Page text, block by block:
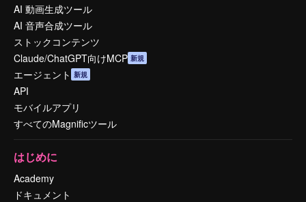
AI 動画生成ツール
AI 音声合成ツール
ストックコンテンツ
Claude/ChatGPT向けMCP 新規
エージェント 新規
API
モバイルアプリ
すべてのMagnificツール
はじめに
Academy
ドキュメント